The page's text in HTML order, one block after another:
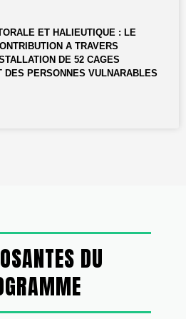
ET HALIEUTIQUE : LE
A TRAVERS
DE 52 CAGES
DES PERSONNES VULNARABLES
DU